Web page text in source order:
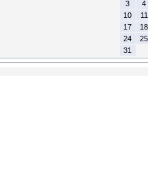
3
4
10
11
17
18
24
25
31